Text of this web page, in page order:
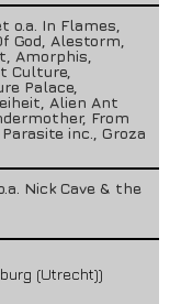
o.a. In Flames,
God, Alestorm,
Amorphis,
Culture,
Palace,
Alien Ant
From
inc., Groza
Nick Cave & the
(Utrecht))